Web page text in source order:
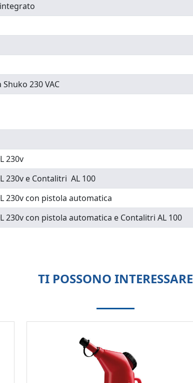
230 VAC
230v
230v e Contalitri AL 100
230v con pistola automatica
230v con pistola automatica e Contalitri AL 100
TI POSSONO INTERESSARE